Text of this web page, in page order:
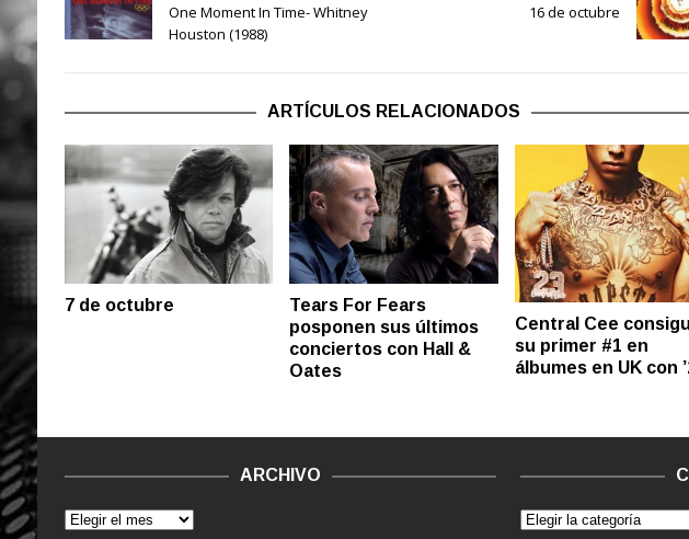
One Moment In Time- Whitney
Houston (1988)
16 de octubre
ARTÍCULOS RELACIONADOS
7 de octubre
Tears For Fears
posponen sus últimos
conciertos con Hall &
Oates
Central Cee
su primer #1 en
álbumes en UK con
ARCHIVO